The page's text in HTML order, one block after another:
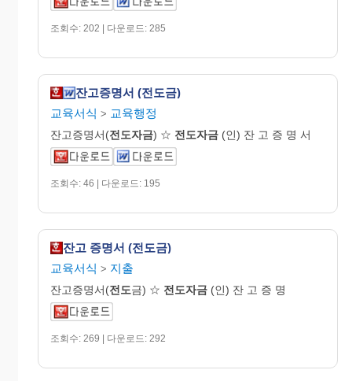
조회수: 202 | 다운로드: 285
잔고증명서 (전도금)
교육서식 > 교육행정
잔고증명서(전도자금) ☆ 전도자금 (인) 잔 고 증 명 서
조회수: 46 | 다운로드: 195
잔고 증명서 (전도금)
교육서식 > 지출
잔고증명서(전도금) ☆ 전도자금 (인) 잔 고 증 명
조회수: 269 | 다운로드: 292